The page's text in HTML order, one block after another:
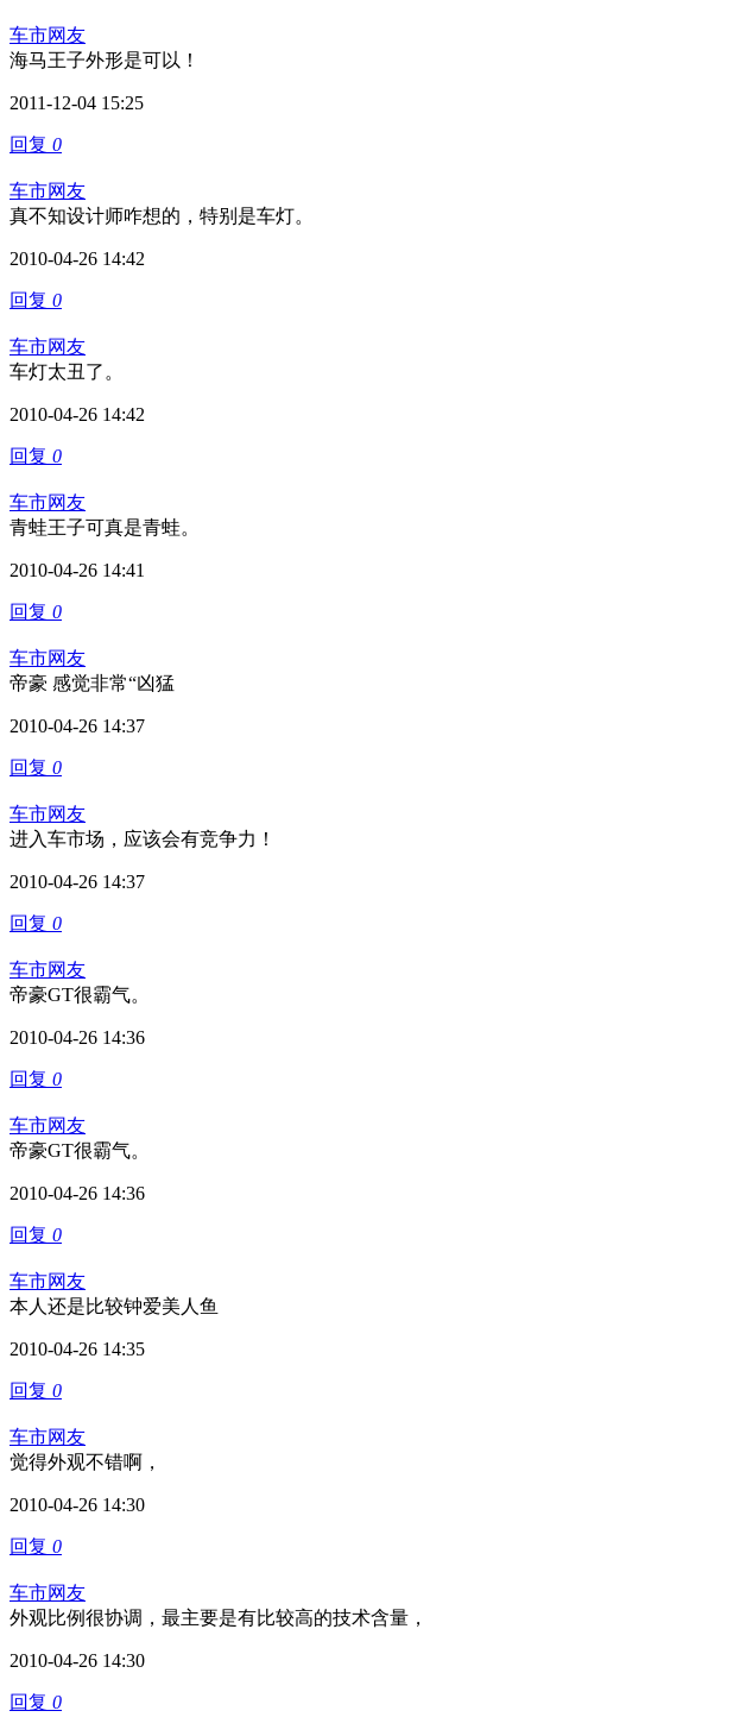
车市网友
海马王子外形是可以！
2011-12-04 15:25
回复 0
车市网友
真不知设计师咋想的，特别是车灯。
2010-04-26 14:42
回复 0
车市网友
车灯太丑了。
2010-04-26 14:42
回复 0
车市网友
青蛙王子可真是青蛙。
2010-04-26 14:41
回复 0
车市网友
帝豪 感觉非常“凶猛
2010-04-26 14:37
回复 0
车市网友
进入车市场，应该会有竞争力！
2010-04-26 14:37
回复 0
车市网友
帝豪GT很霸气。
2010-04-26 14:36
回复 0
车市网友
帝豪GT很霸气。
2010-04-26 14:36
回复 0
车市网友
本人还是比较钟爱美人鱼
2010-04-26 14:35
回复 0
车市网友
觉得外观不错啊，
2010-04-26 14:30
回复 0
车市网友
外观比例很协调，最主要是有比较高的技术含量，
2010-04-26 14:30
回复 0